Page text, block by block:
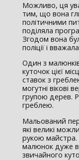
Можливо, ця
тим, що вона
політичними
поділяла
Згодом вона
поліції і
Один з
куточок цієї
ставок з
могутні вікові
групою дерев.
греблею.
Мальований
які великі
рукою майстра.
малюнок дуже
звичайного